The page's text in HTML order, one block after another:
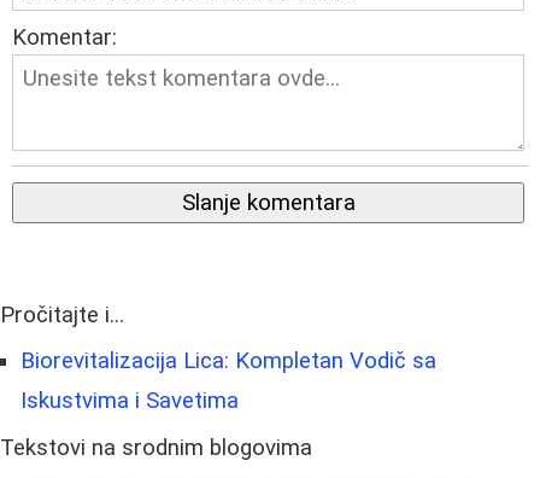
Komentar:
Slanje komentara
Pročitajte i...
Biorevitalizacija Lica: Kompletan Vodič sa
Iskustvima i Savetima
Tekstovi na srodnim blogovima